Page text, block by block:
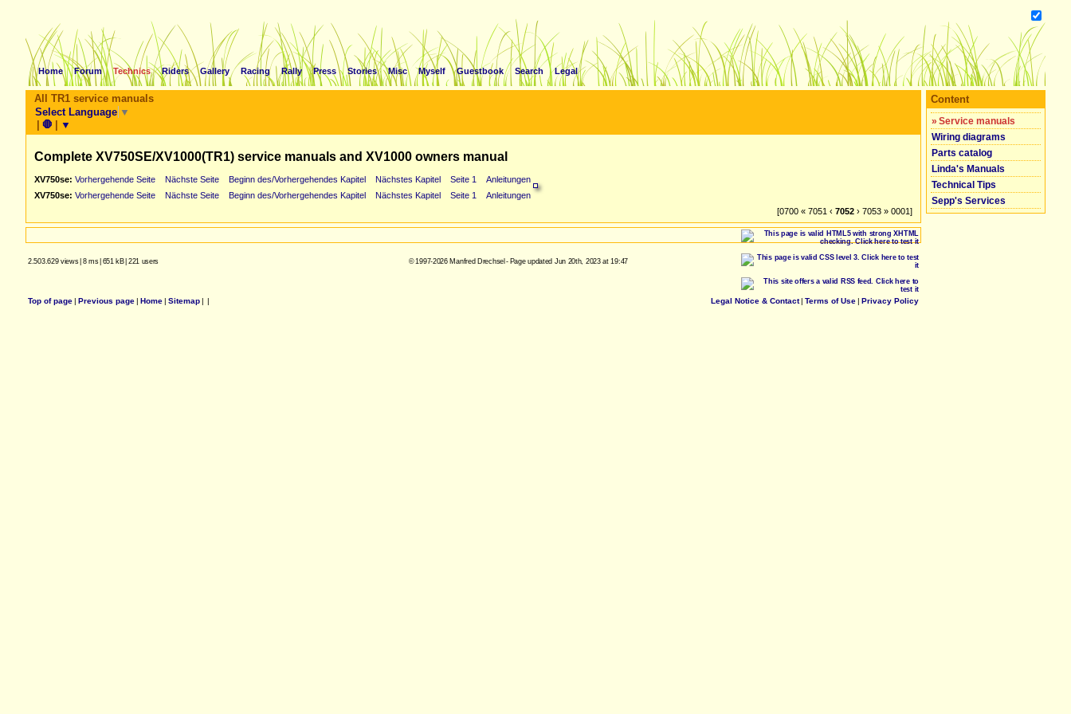
Home Forum Technics Riders Gallery Racing Rally Press Stories Misc Myself Guestbook Search Legal
All TR1 service manuals
Select Language ▼
| 🛑 | ▼
Complete XV750SE/XV1000(TR1) service manuals and XV1000 owners manual
XV750se: Vorhergehende Seite Nächste Seite Beginn des/Vorhergehendes Kapitel Nächstes Kapitel Seite 1
Anleitungen
XV750se: Vorhergehende Seite Nächste Seite Beginn des/Vorhergehendes Kapitel Nächstes Kapitel Seite 1
Anleitungen
[0700 « 7051 ‹ 7052 › 7053 » 0001]
Content
» Service manuals
Wiring diagrams
Parts catalog
Linda's Manuals
Technical Tips
Sepp's Services
2.503.629 views| 8 ms| 651 kB| 221 users © 1997-2026 Manfred Drechsel - Page updated Jun 20th, 2023 at 19:47
Top of page| Previous page| Home| Sitemap| | Legal Notice & Contact| Terms of Use| Privacy Policy